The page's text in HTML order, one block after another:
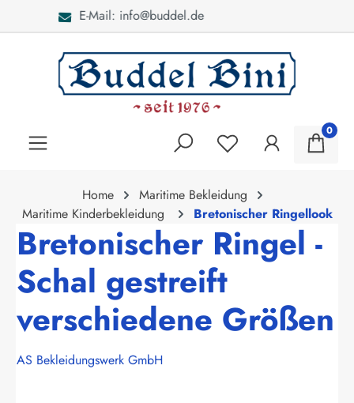
springen Bei Fragen: 040 - 46 28 52
0
Home
Maritime Bekleidung
Maritime Kinderbekleidung
Bretonischer Ringellook
Bretonischer Ringel -
Schal gestreift
verschiedene Größen
AS Bekleidungswerk GmbH